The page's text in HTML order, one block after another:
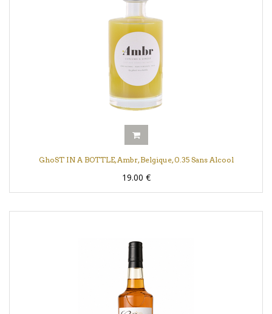
GhoST IN A BOTTLE, Ambr, Belgique, 0.35 Sans Alcool
19.00 €